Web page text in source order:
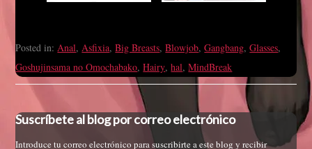
Posted in: Anal, Asfixia,Big Breasts,Blowjob,Gangbang,Glasses,
Goshujinsama no Omochabako,Hairy,hal,MindBreak
Suscríbete al blog por correo electrónico
Introduce tu correo electrónico para suscribirte a este blog y recibir